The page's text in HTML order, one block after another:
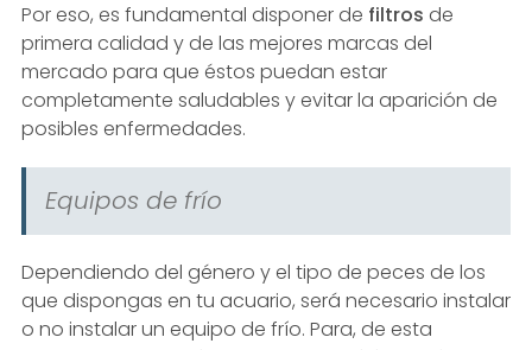
Por eso, es fundamental disponer de filtros de
primera calidad y de las mejores marcas del
mercado para que éstos puedan estar
completamente saludables y evitar la aparición de
posibles enfermedades.
Equipos de frío
Dependiendo del género y el tipo de peces de los
que dispongas en tu acuario, será necesario instalar
o no instalar un equipo de frío. Para, de esta